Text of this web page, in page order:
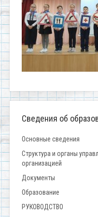
Сведения об
Основные сведения
Структура и органы
организацией
Документы
Образование
РУКОВОДСТВО